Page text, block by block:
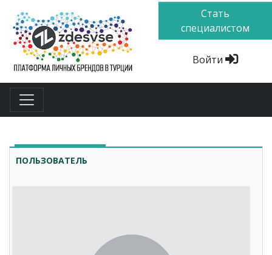
Стать
специалистом
Войти
ПОЛЬЗОВАТЕЛЬ